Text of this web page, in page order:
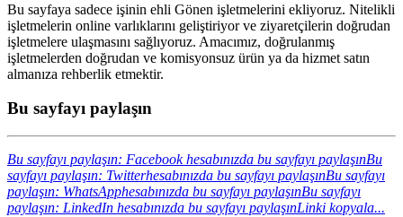
Bu sayfaya sadece işinin ehli Gönen işletmelerini ekliyoruz. Nitelikli
işletmelerin online varlıklarını geliştiriyor ve ziyaretçilerin doğrudan
işletmelere ulaşmasını sağlıyoruz. Amacımız, doğrulanmış
işletmelerden doğrudan ve komisyonsuz ürün ya da hizmet satın
almanıza rehberlik etmektir.
Bu sayfayı paylaşın
Bu sayfayı paylaşın: Facebook hesabınızda bu sayfayı paylaşınBu
sayfayı paylaşın: Twitterhesabınızda bu sayfayı paylaşınBu sayfayı
paylaşın: WhatsApphesabınızda bu sayfayı paylaşınBu sayfayı
paylaşın: LinkedIn hesabınızda bu sayfayı paylaşınLinki kopyala...